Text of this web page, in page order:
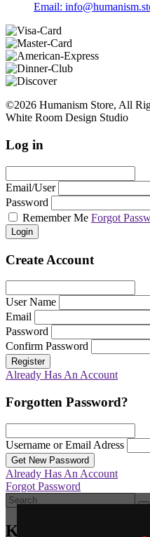
Email:
©2026 Humanism Store, All
White Room Design Studio
Log in
Email/User
Password
Remember Me Forgot
Login
Create Account
User Name
Email
Password
Confirm Password
Register
Already Has An Account
Forgotten Password?
Username or Email Adress
Get New Password
Already Has An Account
Forgot Password
Καλάθι